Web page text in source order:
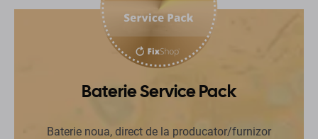
Baterie Service Pack
Baterie noua, direct de la producator/furnizor